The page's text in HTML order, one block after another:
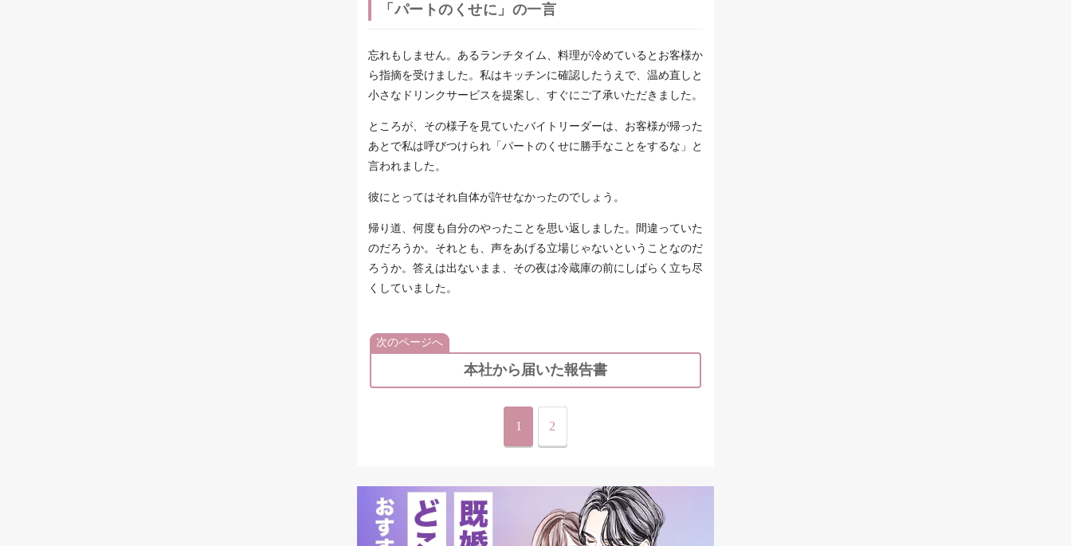
「パートのくせに」の一言
忘れもしません。あるランチタイム、料理が冷めているとお客様か
ら指摘を受けました。私はキッチンに確認したうえで、温め直しと
小さなドリンクサービスを提案し、すぐにご了承いただきました。
ところが、その様子を見ていたバイトリーダーは、お客様が帰った
あとで私は呼びつけられ「パートのくせに勝手なことをするな」と
言われました。
彼にとってはそれ自体が許せなかったのでしょう。
帰り道、何度も自分のやったことを思い返しました。間違っていた
のだろうか。それとも、声をあげる立場じゃないということなのだ
ろうか。答えは出ないまま、その夜は冷蔵庫の前にしばらく立ち尽
くしていました。
次のページへ
本社から届いた報告書
1 2